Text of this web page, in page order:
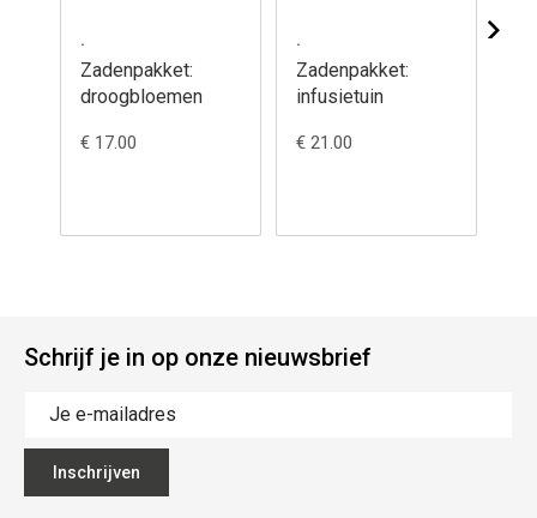
.
Zadenpakket:
droogbloemen
€ 17.00
.
Zadenpakket:
infusietuin
€ 21.00
Schrijf je in op onze nieuwsbrief
Inschrijven